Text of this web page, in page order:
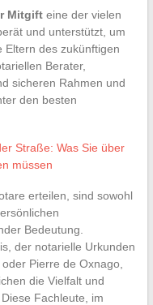
Mitgifteine der vielen
und unterstützt, um
Eltern des zukünftigen
Berater,
sicheren Rahmen und
den besten
Straße: Was Sie über
müssen
erteilen, sind sowohl
Bedeutung.
der notarielle Urkunden
Pierre de Oxnago,
die Vielfalt und
Fachleute, im